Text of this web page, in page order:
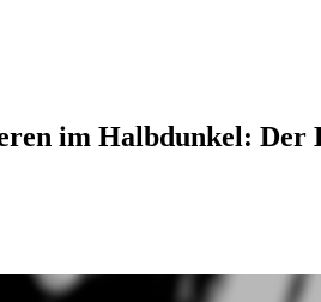
im Halbdunkel: Der